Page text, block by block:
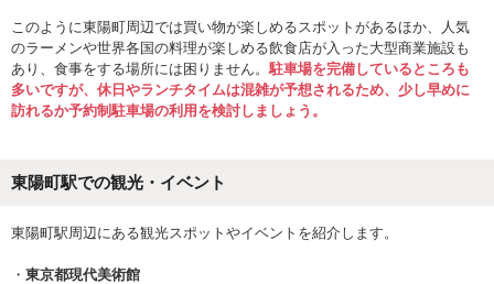
このように東陽町周辺では買い物が楽しめるスポットがあるほか、人気
のラーメンや世界各国の料理が楽しめる飲食店が入った大型商業施設も
あり、食事をする場所には困りません。駐車場を完備しているところも
多いですが、休日やランチタイムは混雑が予想されるため、少し早めに
訪れるか予約制駐車場の利用を検討しましょう。
東陽町駅での観光・イベント
東陽町駅周辺にある観光スポットやイベントを紹介します。
東京都現代美術館